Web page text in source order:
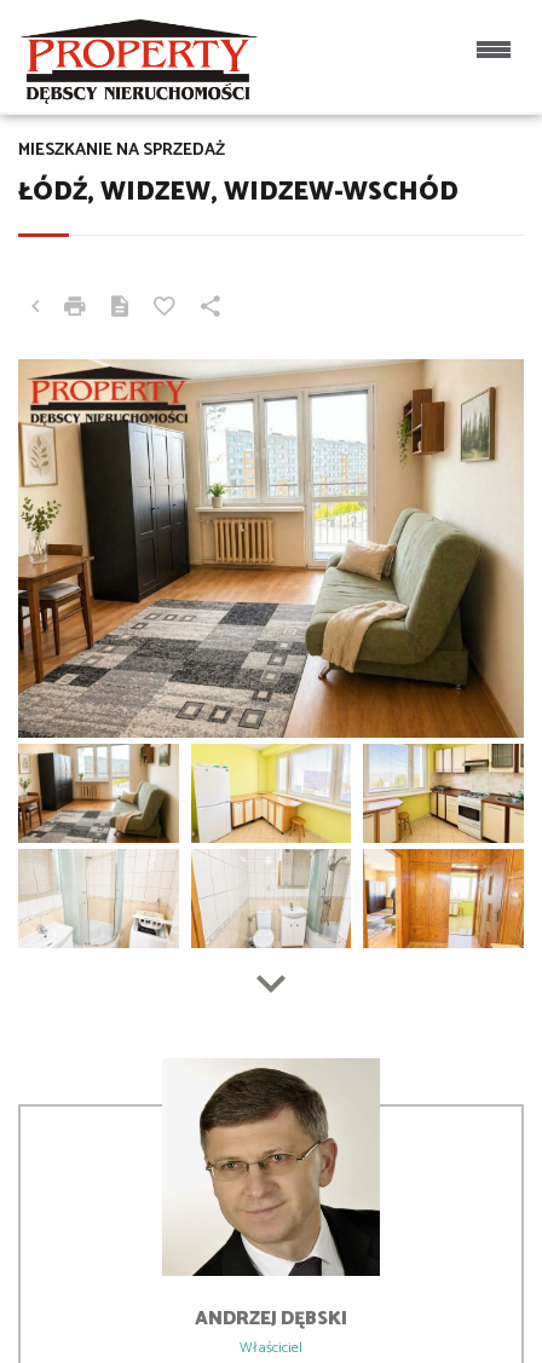
ŁÓDŹ, WIDZEW, WIDZEW-WSCHÓD
MIESZKANIE NA SPRZEDAŻ
ANDRZEJ DĘBSKI
Właściciel